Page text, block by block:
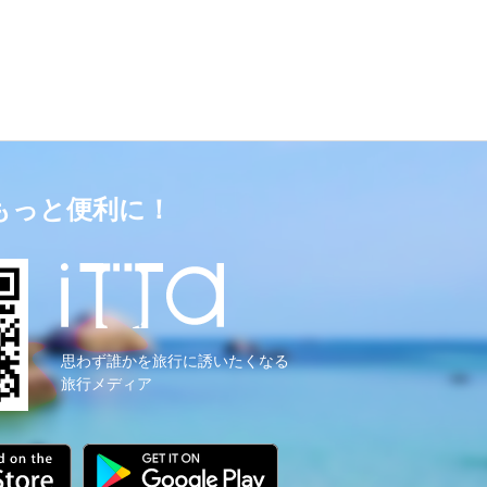
と便利に！
思わず誰かを旅行に誘いたくなる
旅行メディア